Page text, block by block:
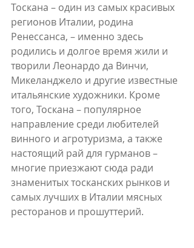
Тоскана – один из самых красивых
регионов Италии, родина
Ренессанса, – именно здесь
родились и долгое время жили и
творили Леонардо да Винчи,
Микеланджело и другие известные
итальянские художники. Кроме
того, Тоскана – популярное
направление среди любителей
винного и агротуризма, а также
настоящий рай для гурманов –
многие приезжают сюда ради
знаменитых тосканских рынков и
самых лучших в Италии мясных
ресторанов и прошуттерий.